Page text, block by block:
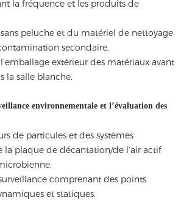
la fréquence et les produits de
peluche et du matériel de nettoyage
secondaire.
extérieur des matériaux avant
la salle blanche.
environnementale et l’évaluation des
de particules et des systèmes
la plaque de décantation/de l’air actif
comprenant des points
et statiques.